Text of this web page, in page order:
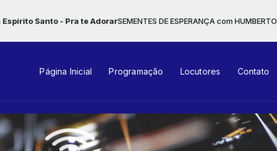
SEMENTES DE ESPERANÇA com HUMBERTO PEREIRA das 05:00 às 07:00 -
Página Inicial Programação Locutores Contato